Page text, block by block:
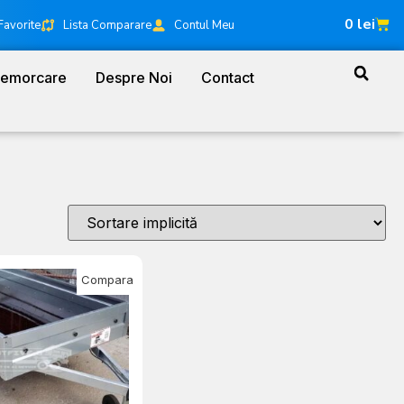
Lista Comparare Contul Meu 0 lei
Despre Noi Contact
Compara